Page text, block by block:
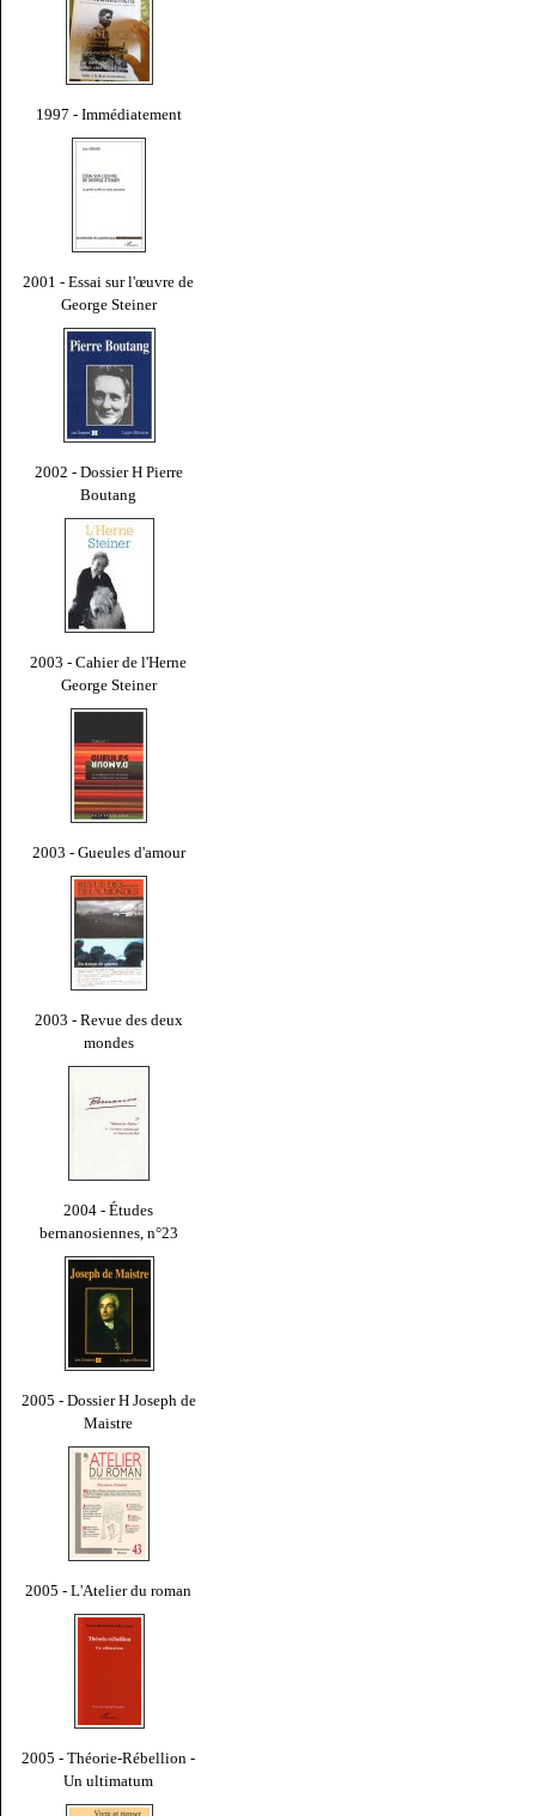
1997 - Immédiatement
2001 - Essai sur l'œuvre de
George Steiner
2002 - Dossier H Pierre
Boutang
2003 - Cahier de l'Herne
George Steiner
2003 - Gueules d'amour
2003 - Revue des deux
mondes
2004 - Études
bernanosiennes, n°23
2005 - Dossier H Joseph de
Maistre
2005 - L'Atelier du roman
2005 - Théorie-Rébellion -
Un ultimatum